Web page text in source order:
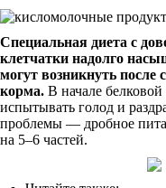
Специальная диета с
клетчатки надолго
могут возникнуть
корма. В начале
испытывать голод и
проблемы — дробное
на 5–6 частей.